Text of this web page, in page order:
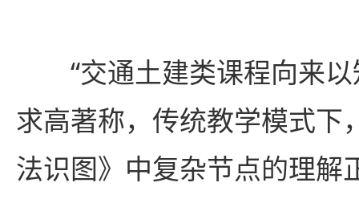
“交通土建类课程向来
求高著称，传统教学模式下
法识图》中复杂节点的理解